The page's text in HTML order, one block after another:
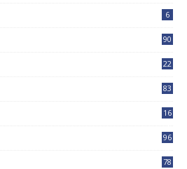
6
90
22
83
16
96
78